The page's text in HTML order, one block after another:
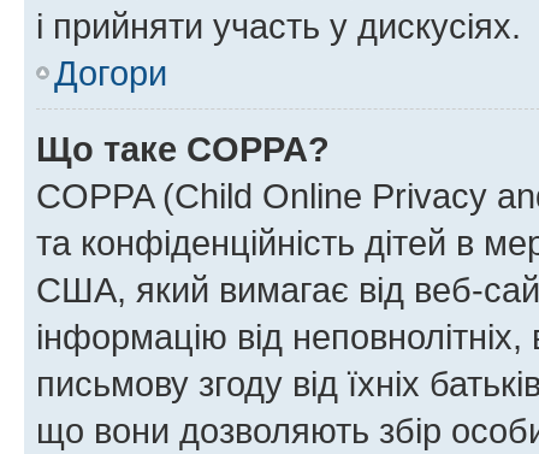
і прийняти участь у дискусіях.
Догори
Що таке COPPA?
COPPA (Child Online Privacy
та конфіденційність дітей в
США, який вимагає від веб-
інформацію від
письмову згоду від їхніх
що вони дозволяють збір